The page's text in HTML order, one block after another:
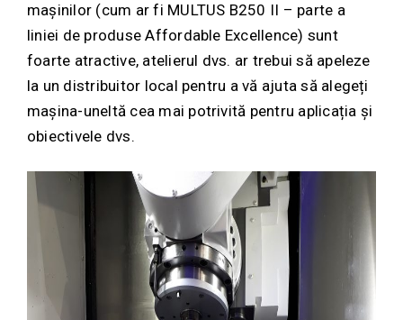
mașinilor (cum ar fi MULTUS B250 II – parte a
liniei de produse Affordable Excellence) sunt
foarte atractive, atelierul dvs. ar trebui să apeleze
la un distribuitor local pentru a vă ajuta să alegeți
mașina-uneltă cea mai potrivită pentru aplicația și
obiectivele dvs.